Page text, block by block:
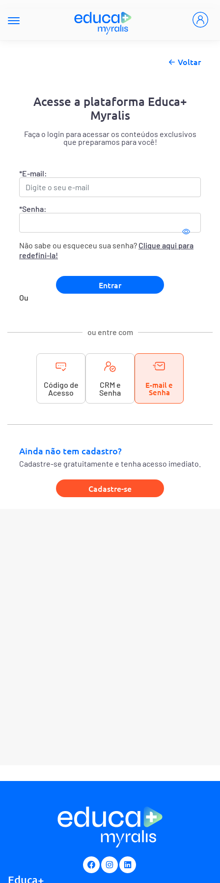
Voltar
Acesse a plataforma Educa+
Myralis
Faça o login para acessar os conteúdos exclusivos
que preparamos para você!
*E-mail:
*Senha:
Não sabe ou esqueceu sua senha? Clique aqui para
redefini-la!
Ou
ou entre com
Código de
Acesso
CRM e
Senha
E-mail e
Senha
Ainda não tem cadastro?
Cadastre-se gratuitamente e tenha acesso imediato.
Cadastre-se
Educa+